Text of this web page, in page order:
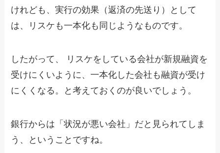
けれども、実行の効果（返済の先送り）として
は、リスケも一本化も同じようなものです。
したがって、 リスケをしている会社が新規融資を
受けにくいように、一本化した会社も融資が受け
にくくなる。と考えておくのが良いでしょう。
銀行からは「状況が悪い会社」だと見られてしま
う、ということですね。